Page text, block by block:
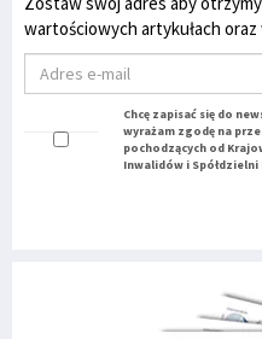
wartościowych artykułach
Chcę zapisać się do
wyrażam zgodę na
pochodzących od
Inwalidów i